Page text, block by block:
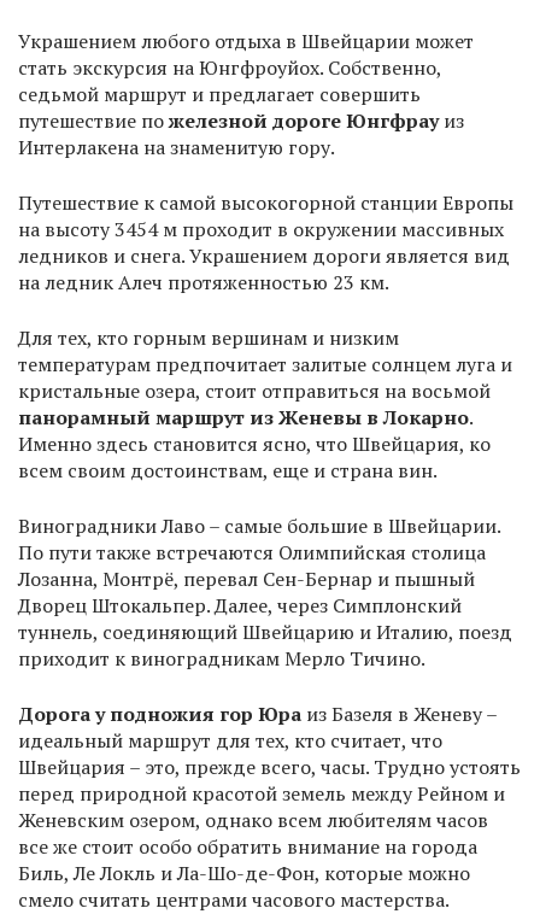
Украшением любого отдыха в Швейцарии может
стать экскурсия на Юнгфроуйох. Собственно,
седьмой маршрут и предлагает совершить
путешествие пожелезной дороге Юнгфрауиз
Интерлакена на знаменитую гору.
Путешествие к самой высокогорной станции Европы
на высоту 3454 м проходит в окружении массивных
ледников и снега. Украшением дороги является вид
на ледник Алеч протяженностью 23 км.
Для тех, кто горным вершинам и низким
температурам предпочитает залитые солнцем луга и
кристальные озера, стоит отправиться на восьмой
панорамный маршрут из Женевы в Локарно.
Именно здесь становится ясно, что Швейцария, ко
всем своим достоинствам, еще и страна вин.
Виноградники Лаво – самые большие в Швейцарии.
По пути также встречаются Олимпийская столица
Лозанна, Монтрё, перевал Сен-Бернар и пышный
Дворец Штокальпер. Далее, через Симплонский
туннель, соединяющий Швейцарию и Италию, поезд
приходит к виноградникам Мерло Тичино.
Дорога у подножия гор Юра из Базеля в Женеву –
идеальный маршрут для тех, кто считает, что
Швейцария – это, прежде всего, часы. Трудно устоять
перед природной красотой земель между Рейном и
Женевским озером, однако всем любителям часов
все же стоит особо обратить внимание на города
Биль, Ле Локль и Ла-Шо-де-Фон, которые можно
смело считать центрами часового мастерства.